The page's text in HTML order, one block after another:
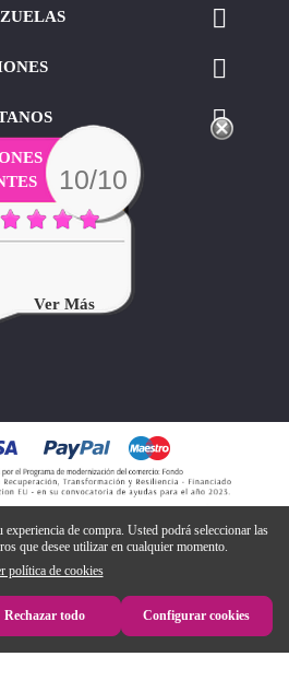



10/10
Ver Más
de compra. Usted podrá seleccionar las
que desee utilizar en cualquier momento.
política de cookies
Rechazar todo Configurar cookies